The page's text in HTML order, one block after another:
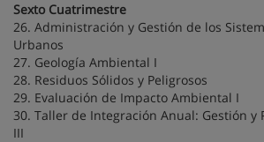
Sexto Cuatrimestre
26. Administración y Gestión de los
Urbanos
27. Geología Ambiental I
28. Residuos Sólidos y Peligrosos
29. Evaluación de Impacto Ambiental I
30. Taller de Integración Anual: Gestión y
III